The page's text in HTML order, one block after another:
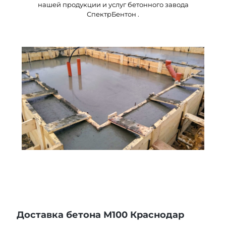
нашей продукции и услуг бетонного завода
СпектрБентон .
Доставка бетона М100 Краснодар